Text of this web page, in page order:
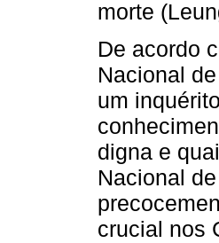
morte
De acordo
Nacional
um
digna e
Nacional
crucial nos